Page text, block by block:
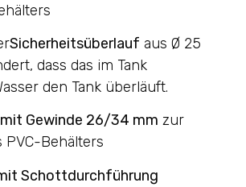
Sicherheitsüberlauf aus Ø 25
dass das im Tank
den Tank überläuft.
Gewinde 26/34 mm zur
PVC-Behälters
Schottdurchführung